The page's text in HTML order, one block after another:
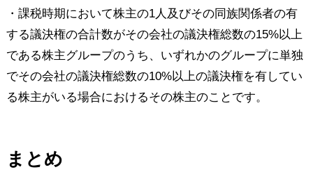
・課税時期において株主の1人及びその同族関係者の有
する議決権の合計数がその会社の議決権総数の15%以上
である株主グループのうち、いずれかのグループに単独
でその会社の議決権総数の10%以上の議決権を有してい
る株主がいる場合におけるその株主のことです。
まとめ